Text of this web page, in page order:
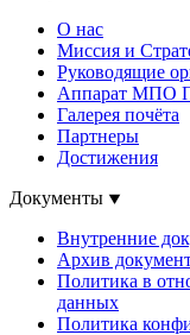
О нас
Миссия и
Руководящие
Аппарат МПО
Галерея почёта
Партнеры
Достижения
Документы
Внутренние
Архив
Политика в
данных
Политика